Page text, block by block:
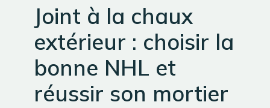
Jardinage
Bricolage
Joint à la chaux
extérieur : choisir la
bonne NHL et
réussir son mortier